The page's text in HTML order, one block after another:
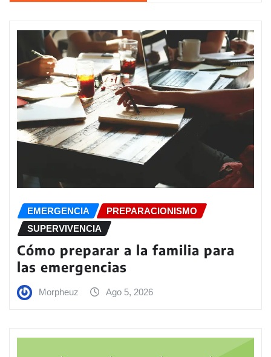
EMERGENCIA
PREPARACIONISMO
SUPERVIVENCIA
Cómo preparar a la familia para
las emergencias
Morpheuz Ago 5, 2026